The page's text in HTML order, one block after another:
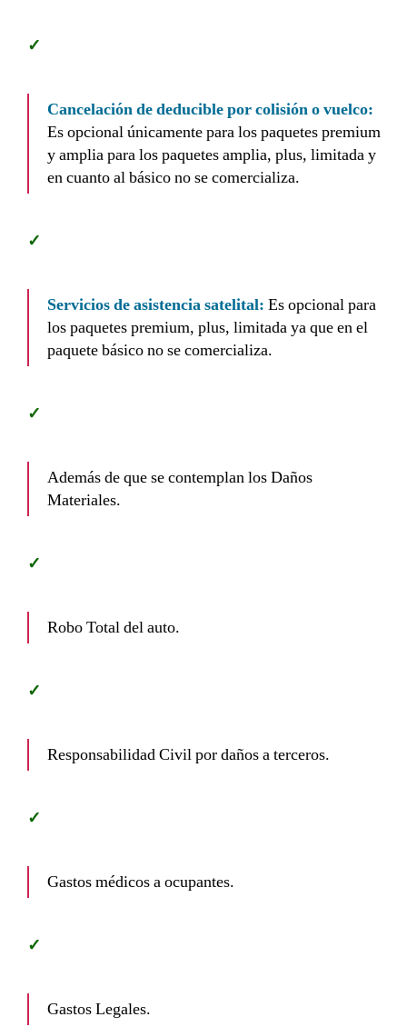
Cancelación de deducible por colisión o vuelco:
Es opcional únicamente para los paquetes premium
y amplia para los paquetes amplia, plus, limitada y
en cuanto al básico no se comercializa.
Servicios de asistencia satelital: Es opcional para
los paquetes premium, plus, limitada ya que en el
paquete básico no se comercializa.
Además de que se contemplan los Daños
Materiales.
Robo Total del auto.
Responsabilidad Civil por daños a terceros.
Gastos médicos a ocupantes.
Gastos Legales.